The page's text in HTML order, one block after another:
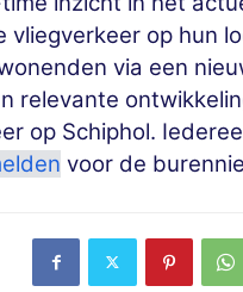
vliegverkeer op hun
via een
relevante
op Schiphol.
voor de